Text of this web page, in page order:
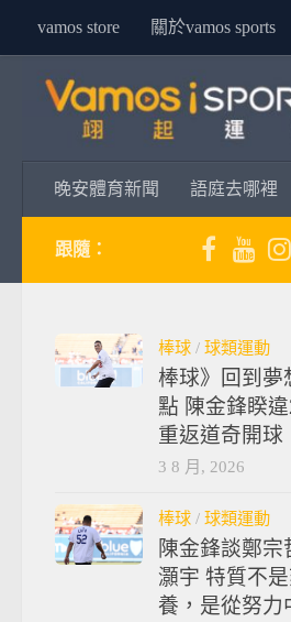
vamos store 關於vamos sports
晚安體育新聞 語庭去哪裡
跟隨：
棒球 / 球類運動
棒球》回到夢
點 陳金鋒睽
重返道奇開球
3 8 月, 2026
棒球 / 球類運動
陳金鋒談鄭宗
灝宇 特質不
養，是從努力